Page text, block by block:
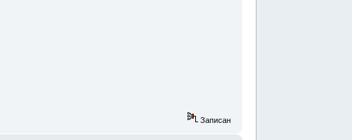
Записан